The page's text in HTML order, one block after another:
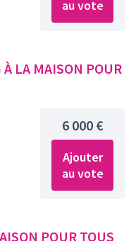
au vote
LA MAISON POUR
6 000 €
Ajouter
au vote
POUR TOUS